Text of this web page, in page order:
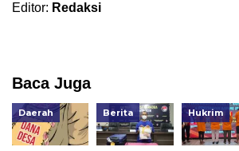
Editor: Redaksi
Baca Juga
Daerah Berita Hukrim